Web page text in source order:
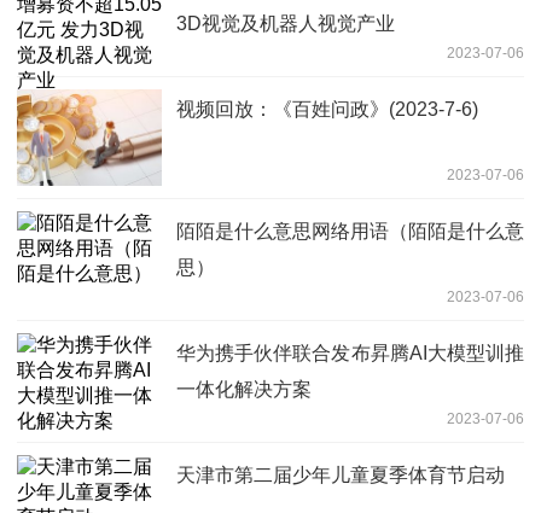
3D视觉及机器人视觉产业
2023-07-06
视频回放：《百姓问政》(2023-7-6)
2023-07-06
陌陌是什么意思网络用语（陌陌是什么意
思）
2023-07-06
华为携手伙伴联合发布昇腾AI大模型训推
一体化解决方案
2023-07-06
天津市第二届少年儿童夏季体育节启动